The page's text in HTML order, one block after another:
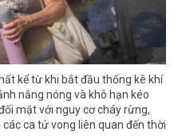
kể từ khi bắt đầu thống kê khí
nắng nóng và khô hạn kéo
mặt với nguy cơ cháy rừng,
ca tử vong liên quan đến thời